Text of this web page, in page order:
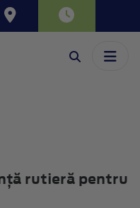
rutieră pentru